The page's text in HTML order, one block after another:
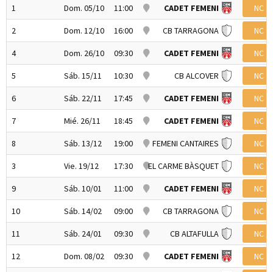
1 Dom. 05/10 11:00 CADET FEMENI NC
2 Dom. 12/10 16:00 CB TARRAGONA NC
4 Dom. 26/10 09:30 CADET FEMENI NC
5 Sáb. 15/11 10:30 CB ALCOVER NC
6 Sáb. 22/11 17:45 CADET FEMENI NC
7 Mié. 26/11 18:45 CADET FEMENI NC
8 Sáb. 13/12 19:00 FEMENI CANTAIRES NC
3 Vie. 19/12 17:30 EL CARME BÀSQUET NC
9 Sáb. 10/01 11:00 CADET FEMENI NC
10 Sáb. 14/02 09:00 CB TARRAGONA NC
11 Sáb. 24/01 09:30 CB ALTAFULLA NC
12 Dom. 08/02 09:30 CADET FEMENI NC